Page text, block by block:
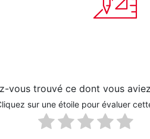
vous trouvé ce dont vous
sur une étoile pour évaluer